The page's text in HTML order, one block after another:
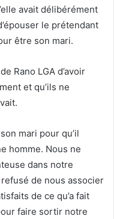
avait délibérément
le prétendant
être son mari.
Rano LGA d’avoir
et qu’ils ne
mari pour qu’il
homme. Nous ne
dans notre
de nous associer
de ce qu’a fait
faire sortir notre